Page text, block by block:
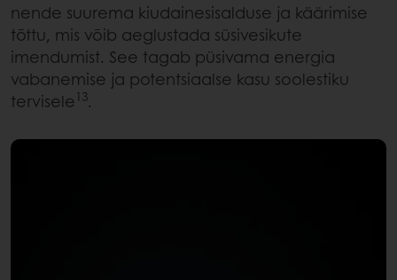
nende suurema kiudainesisalduse ja käärimise
tõttu, mis võib aeglustada süsivesikute
imendumist. See tagab püsivama energia
vabanemise ja potentsiaalse kasu soolestiku
tervisele13.